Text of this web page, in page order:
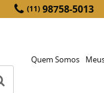
(11) 98758-5013
Quem Somos